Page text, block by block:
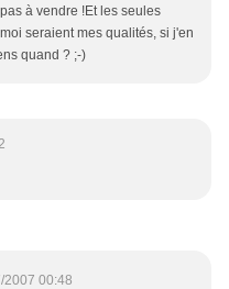
à vendre !Et les seules
seraient mes qualités, si j'en
quand ? ;-)
2007 00:48